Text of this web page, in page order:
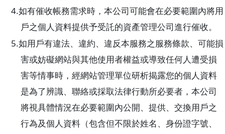
4.如有催收帳務需求時，本公司可能會在必要範圍內將用
戶之個人資料提供予受託的資產管理公司進行催收。
5.如用戶有違法、違約、違反本服務之服務條款、可能損
害或妨礙網站與其他使用者權益或導致任何人遭受損
害等情事時，經網站管理單位研析揭露您的個人資料
是為了辨識、聯絡或採取法律行動所必要者，本公司
將視具體情況在必要範圍內公開、提供、交換用戶之
行為及個人資料（包含但不限於姓名、身份證字號、